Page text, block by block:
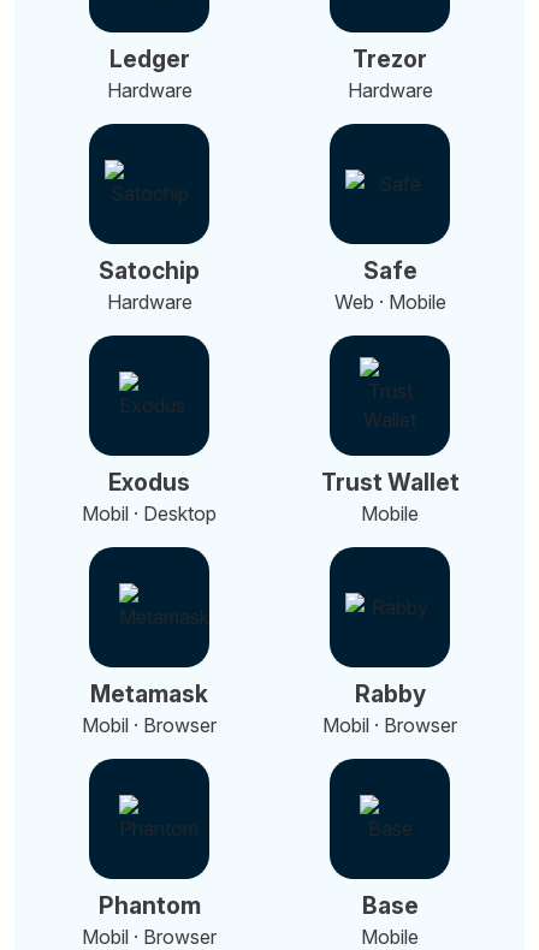
Ledger
Hardware
Trezor
Hardware
Satochip
Hardware
Safe
Web · Mobile
Exodus
Mobil · Desktop
Trust Wallet
Mobile
Metamask
Mobil · Browser
Rabby
Mobil · Browser
Phantom
Mobil · Browser
Base
Mobile